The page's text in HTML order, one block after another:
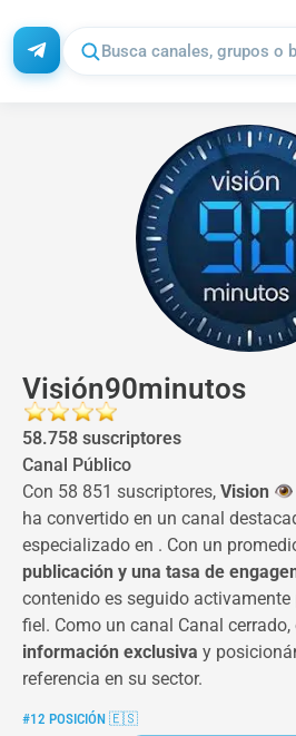
Visión90minutos
58.758 suscriptores
Canal Público
Con 58 851 suscriptores, Vision
ha convertido en un canal
especializado en . Con un
publicación y una tasa de
contenido es seguido
fiel. Como un canal Canal
información exclusiva y
referencia en su sector.
#12 POSICIÓN 🇪🇸